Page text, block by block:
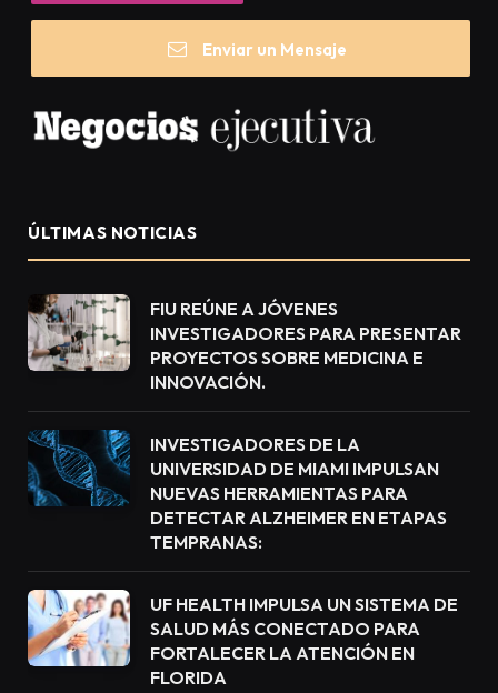
Enviar un Mensaje
ÚLTIMAS NOTICIAS
FIU REÚNE A JÓVENES
INVESTIGADORES PARA PRESENTAR
PROYECTOS SOBRE MEDICINA E
INNOVACIÓN.
INVESTIGADORES DE LA
UNIVERSIDAD DE MIAMI IMPULSAN
NUEVAS HERRAMIENTAS PARA
DETECTAR ALZHEIMER EN ETAPAS
TEMPRANAS:
UF HEALTH IMPULSA UN SISTEMA DE
SALUD MÁS CONECTADO PARA
FORTALECER LA ATENCIÓN EN
FLORIDA